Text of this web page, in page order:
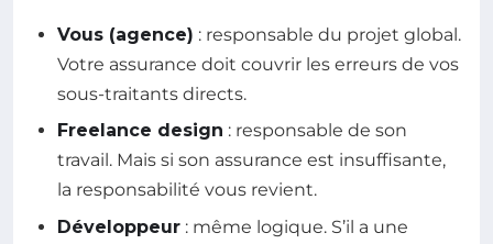
Vous (agence) : responsable du projet global.
Votre assurance doit couvrir les erreurs de vos
sous-traitants directs.
Freelance design : responsable de son
travail. Mais si son assurance est insuffisante,
la responsabilité vous revient.
Développeur : même logique. S’il a une